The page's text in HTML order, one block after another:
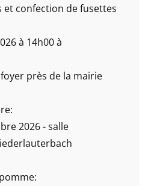
confection de fusettes
à 14h00 à
près de la mairie
2026 - salle